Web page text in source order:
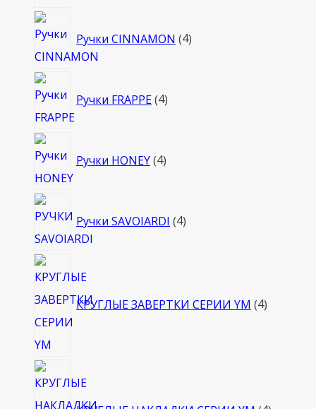
Ручки CINNAMON 4товара
Ручки FRAPPE 4товара
Ручки HONEY 4товара
Ручки SAVOIARDI 4товара
КРУГЛЫЕ ЗАВЕРТКИ СЕРИИ YM 4